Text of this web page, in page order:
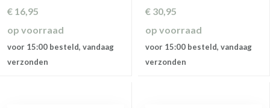
€ 16,95
op voorraad
voor 15:00 besteld, vandaag
verzonden
€ 30,95
op voorraad
voor 15:00 besteld, vandaag
verzonden